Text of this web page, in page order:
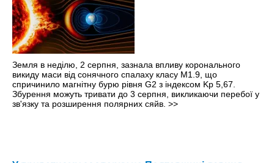
Земля в неділю, 2 серпня, зазнала впливу коронального
викиду маси від сонячного спалаху класу M1.9, що
спричинило магнітну бурю рівня G2 з індексом Kp 5,67.
Збурення можуть тривати до 3 серпня, викликаючи перебої у
зв'язку та розширення полярних сяйв. >>